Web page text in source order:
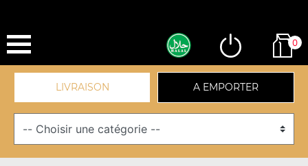
0
LIVRAISON A EMPORTER